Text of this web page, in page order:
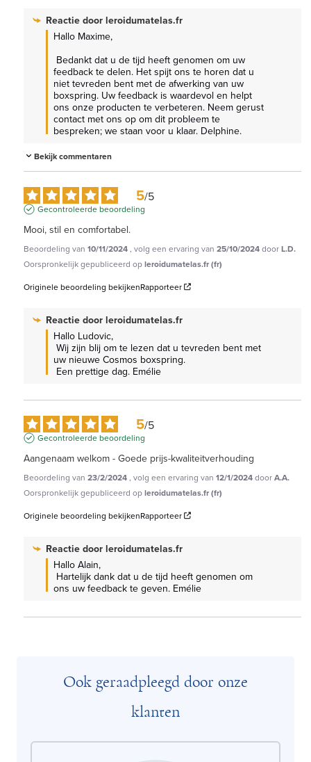
Reactie door leroidumatelas.fr
Hallo Maxime,
feedback te delen. Het spijt ons te horen dat u
niet tevreden bent met de afwerking van uw
boxspring. Uw feedback is waardevol en helpt
ons onze producten te verbeteren. Neem gerust
contact met ons op om dit probleem te
bespreken; we staan voor u klaar. Delphine.
Bekijk commentaren
5/5
Gecontroleerde beoordeling
Mooi, stil en comfortabel.
Beoordeling van 10/11/2024, volg een ervaring van 25/10/2024doorL.D.
Oorspronkelijk gepubliceerd opleroidumatelas.fr (fr)
Originele beoordeling bekijkenRapporteer
Reactie door leroidumatelas.fr
Hallo Ludovic,
uw nieuwe Cosmos boxspring.
Een prettige dag. Emélie
5/5
Gecontroleerde beoordeling
Aangenaam welkom - Goede prijs-kwaliteitverhouding
Beoordeling van 23/2/2024, volg een ervaring van 12/1/2024doorA.A.
Oorspronkelijk gepubliceerd opleroidumatelas.fr (fr)
Originele beoordeling bekijkenRapporteer
Reactie door leroidumatelas.fr
Hallo Alain,
ons uw feedback te geven. Emélie
Ook geraadpleegd door onze
klanten